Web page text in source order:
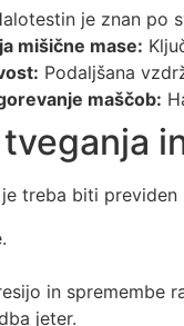
je znan po
mišične mase:
Podaljšana
maščob:
treba biti
in spremembe
jeter.